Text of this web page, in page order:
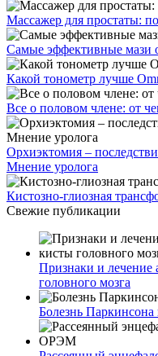
Массажер для простаты:
Самые эффективные мази
Какой тонометр лучше
Все о половом члене: от
Орхиэктомия –
Мнение уролога
Кистозно-глиозная
Свежие публикации
Признаки и лечение
головного мозга
Болезнь